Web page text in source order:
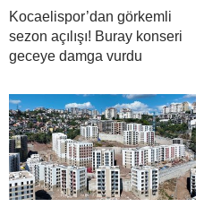
Kocaelispor’dan görkemli
sezon açılışı! Buray konseri
geceye damga vurdu